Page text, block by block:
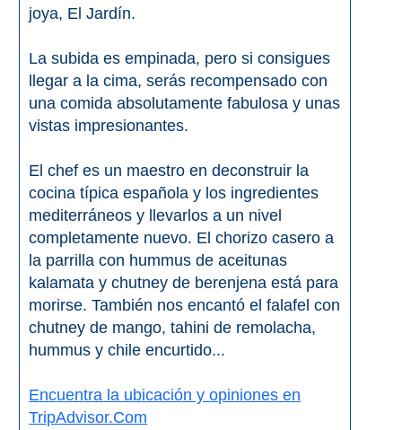
VER
Museos
Monumentos
Playas de Granada
Playas de Maro
Excursiones Desde Málaga
HACER
joya, El Jardín.
La subida es empinada, pero si consigues
llegar a la cima, serás recompensado con
una comida absolutamente fabulosa y unas
vistas impresionantes.
El chef es un maestro en deconstruir la
cocina típica española y los ingredientes
mediterráneos y llevarlos a un nivel
completamente nuevo. El chorizo casero a
la parrilla con hummus de aceitunas
kalamata y chutney de berenjena está para
morirse. También nos encantó el falafel con
chutney de mango, tahini de remolacha,
hummus y chile encurtido...
Encuentra la ubicación y opiniones en
TripAdvisor.Com